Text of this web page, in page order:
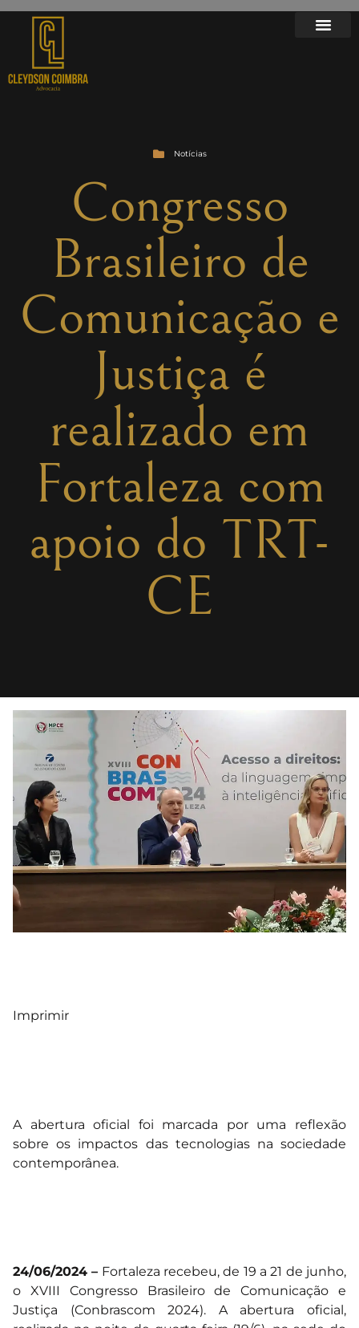
Notícias
Congresso
Brasileiro de
Comunicação e
Justiça é
realizado em
Fortaleza com
apoio do TRT-
CE
Imprimir
A abertura oficial foi marcada por uma reflexão
sobre os impactos das tecnologias na sociedade
contemporânea.
24/06/2024 – Fortaleza recebeu, de 19 a 21 de junho,
o XVIII Congresso Brasileiro de Comunicação e
Justiça (Conbrascom 2024). A abertura oficial,